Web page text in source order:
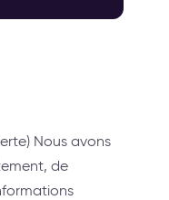
Nous avons
de